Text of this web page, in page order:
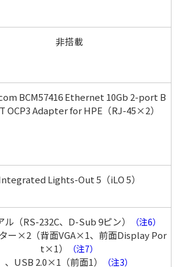
非搭載
BCM57416 Ethernet 10Gb 2-port B
OCP3 Adapter for HPE（RJ-45×2）
Lights-Out 5（iLO 5）
ル（RS-232C、D-Sub 9ピン） （注6）
ー×2（背面VGA×1、前面Display Por
t×1）
（注7）
、USB 2.0×1（前面1） （注3）